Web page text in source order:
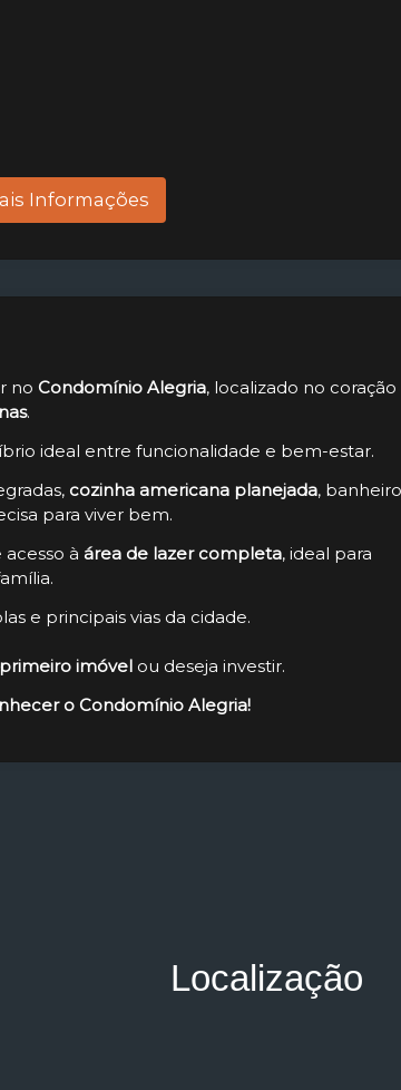
Informações
no Condomínio Alegria, localizado no coração
.
ideal entre funcionalidade e bem-estar.
cozinha americana planejada, banheiro
para viver bem.
acesso à área de lazer completa, ideal para
e principais vias da cidade.
primeiro imóvel ou deseja investir.
o Condomínio Alegria!
Localização